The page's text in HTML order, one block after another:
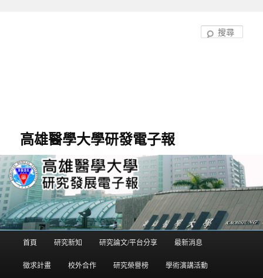
高雄醫學大學研發電子報
首頁 研究新知 研究論文/平台分享 最新消息
徵求計畫 校外合作 研究榮譽榜 學術演講活動